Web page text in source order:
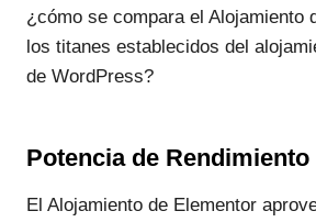
¿cómo se compara el Alojamiento
los titanes establecidos del
de WordPress?
Potencia de Rendimiento
El Alojamiento de Elementor